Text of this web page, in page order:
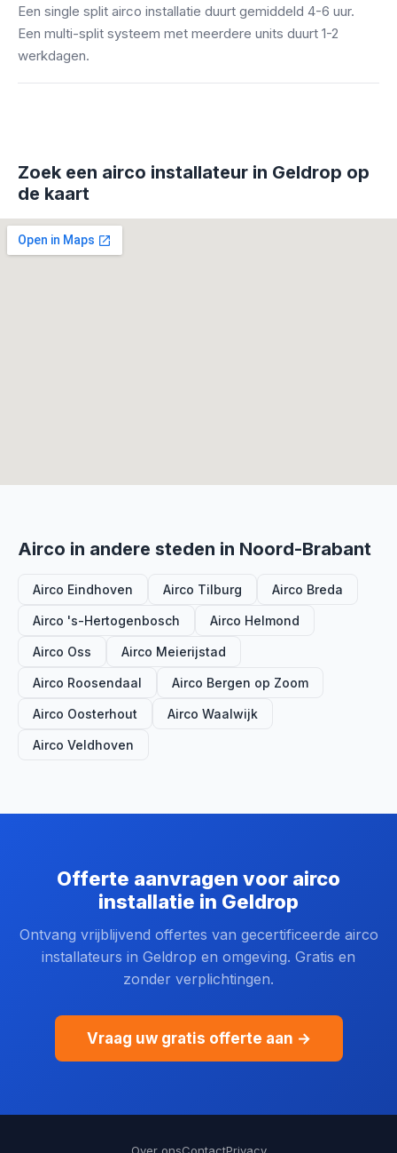
Een single split airco installatie duurt gemiddeld 4-6 uur.
Een multi-split systeem met meerdere units duurt 1-2
werkdagen.
Zoek een airco installateur in Geldrop op
de kaart
Airco in andere steden in Noord-Brabant
Airco Eindhoven Airco Tilburg Airco Breda
Airco 's-Hertogenbosch Airco Helmond
Airco Oss Airco Meierijstad
Airco Roosendaal Airco Bergen op Zoom
Airco Oosterhout Airco Waalwijk
Airco Veldhoven
Offerte aanvragen voor airco
installatie in Geldrop
Ontvang vrijblijvend offertes van gecertificeerde airco
installateurs in Geldrop en omgeving. Gratis en
zonder verplichtingen.
Vraag uw gratis offerte aan →